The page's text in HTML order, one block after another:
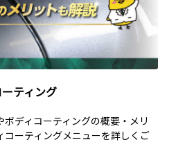
ティング
ディコーティングの概要・メリ
コーティングメニューを詳しくご